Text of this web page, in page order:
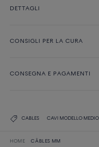
DETTAGLI
CONSIGLI PER LA CURA
CONSEGNA E PAGAMENTI
CABLES CAVI MODELLO MEDIO
HOME CÂBLES MM